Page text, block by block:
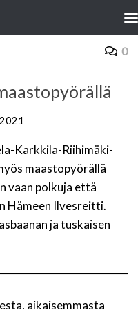
0
Karkkila-Riihimäki-
maastopyörällä
vaan polkuja että
Hämeen Ilvesreitti.
ja tuskaisen
aikaisemmasta